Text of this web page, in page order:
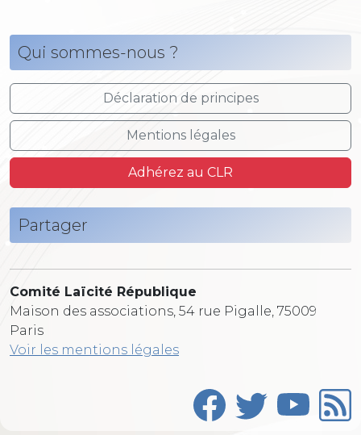
Qui sommes-nous ?
Déclaration de principes
Mentions légales
Adhérez au CLR
Partager
Comité Laïcité République
Maison des associations, 54 rue Pigalle, 75009
Paris
Voir les mentions légales